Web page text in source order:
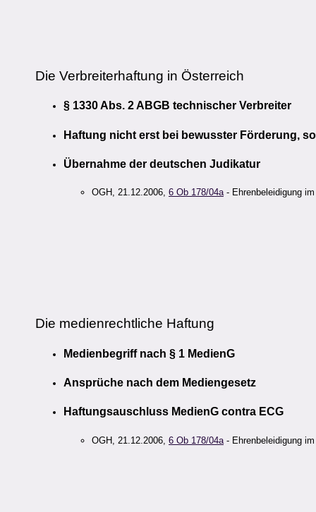
Die Verbreiterhaftung in Österreich
§ 1330 Abs. 2 ABGB technischer Verbreiter
Haftung nicht erst bei bewusster Förderung,
Übernahme der deutschen Judikatur
OGH, 21.12.2006, 6 Ob 178/04a- Ehrenbeleidigung
Die medienrechtliche Haftung
Medienbegriff nach § 1 MedienG
Ansprüche nach dem Mediengesetz
Haftungsauschluss MedienG contra ECG
OGH, 21.12.2006, 6 Ob 178/04a - Ehrenbeleidigung